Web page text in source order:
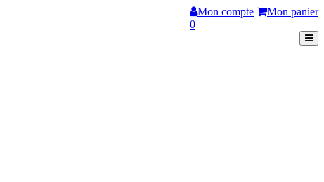
Mon compte
Mon panier
0